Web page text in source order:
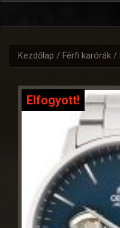
Kezdőlap / Férfi karórák /
Elfogyott!